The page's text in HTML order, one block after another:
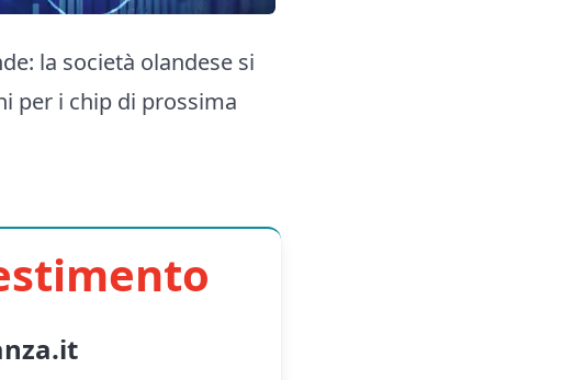
la società olandese si
per i chip di prossima